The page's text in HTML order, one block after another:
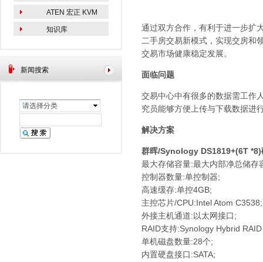
新闻搜索
请选择分类
ATEN 宏正 KVM
知识库
通过双方合作，有利于进一步扩
二手房交易新模式，实现交房和
交易市场健康稳定发展。
面临问题
交易中心中有很多的数据需工作
究员能够方便上传与下载数据进
解决方案
群晖/Synology DS1819+(6T *8)
最大存储容量:最大内部净总储
控制器数量:单控制器;
高速缓存:单控4GB;
主控芯片/CPU:Intel Atom C3538;
外接主机通道:以太网接口;
RAID支持:Synology Hybrid
单机磁盘数量:28个;
内置硬盘接口:SATA;